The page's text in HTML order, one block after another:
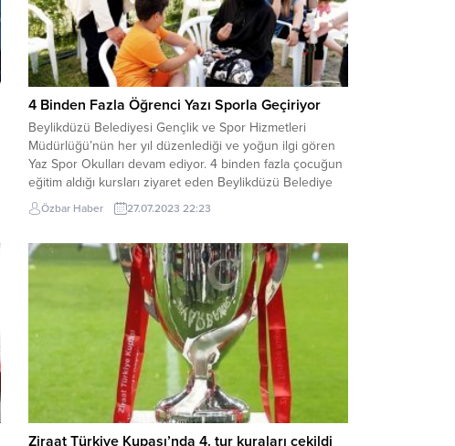
4 Binden Fazla Öğrenci Yazı Sporla Geçiriyor
Beylikdüzü Belediyesi Gençlik ve Spor Hizmetleri
Müdürlüğü’nün her yıl düzenlediği ve yoğun ilgi gören
Yaz Spor Okulları devam ediyor. 4 binden fazla çocuğun
eğitim aldığı kursları ziyaret eden Beylikdüzü Belediye
Başkanı Mehmet Murat Çalık, çocukların heyecanına
ortak oldu. Beylikdüzü Belediyesi Gençlik ve Spor
aktiviteleriyle buluşturmak...
Özbar Haber 27.07.2023 22:23
Ziraat Türkiye Kupası’nda 4. tur kuraları çekildi